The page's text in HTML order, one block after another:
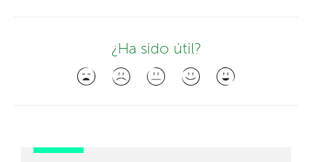
¿Ha sido útil?